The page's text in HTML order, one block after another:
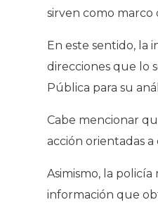
sirven como marco
En este sentido, la
direcciones que lo
Pública para su
Cabe mencionar
acción orientadas
Asimismo, la
información que